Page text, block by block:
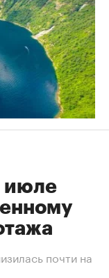
июле
почти на